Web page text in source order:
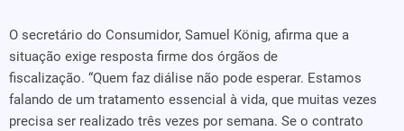
O secretário do Consumidor, Samuel König, afirma que a
situação exige resposta firme dos órgãos de
fiscalização. “Quem faz diálise não pode esperar. Estamos
falando de um tratamento essencial à vida, que muitas vezes
precisa ser realizado três vezes por semana. Se o contrato